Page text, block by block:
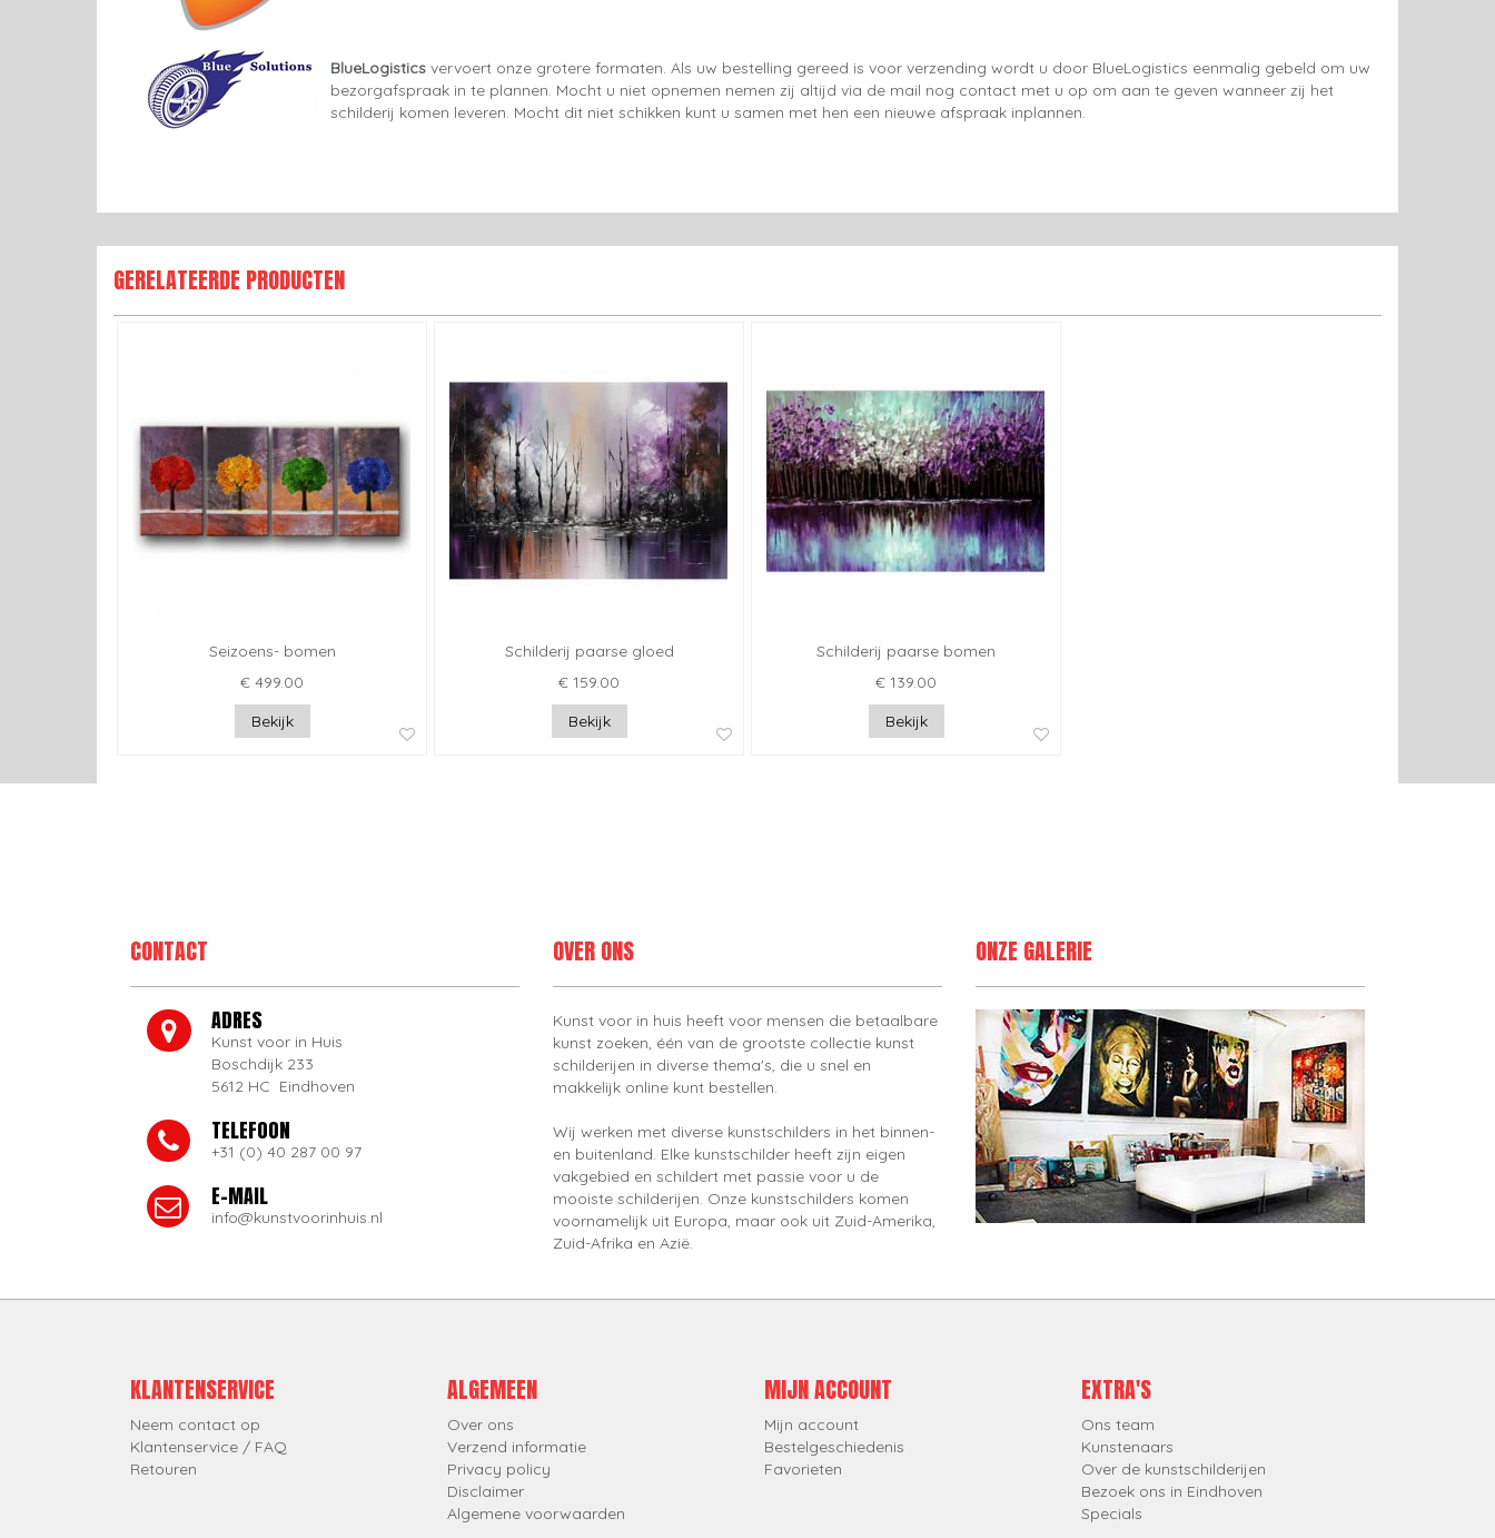
BlueLogistics vervoert onze grotere formaten. Als uw bestelling gereed is voor verzending wordt u door BlueLogistics eenmalig gebeld om uw
bezorgafspraak in te plannen. Mocht u niet opnemen nemen zij altijd via de mail nog contact met u op om aan te geven wanneer zij het
schilderij komen leveren. Mocht dit niet schikken kunt u samen met hen een nieuwe afspraak inplannen.
GERELATEERDE PRODUCTEN
Seizoens- bomen
€ 499.00
Bekijk
Schilderij paarse gloed
€ 159.00
Bekijk
Schilderij paarse bomen
€ 139.00
Bekijk
CONTACT
ADRES
Kunst voor in Huis
Boschdijk 233
5612 HC Eindhoven
TELEFOON
+31 (0) 40 287 00 97
E-MAIL
info@kunstvoorinhuis.nl
OVER ONS
Kunst voor in huis heeft voor mensen die betaalbare
kunst zoeken, één van de grootste collectie kunst
schilderijen in diverse thema's, die u snel en
makkelijk online kunt bestellen.
Wij werken met diverse kunstschilders in het binnen-
en buitenland. Elke kunstschilder heeft zijn eigen
vakgebied en schildert met passie voor u de
mooiste schilderijen. Onze kunstschilders komen
voornamelijk uit Europa, maar ook uit Zuid-Amerika,
Zuid-Afrika en Azië.
ONZE GALERIE
KLANTENSERVICE
Neem contact op
Klantenservice / FAQ
Retouren
ALGEMEEN
Over ons
Verzend informatie
Privacy policy
Disclaimer
Algemene voorwaarden
MIJN ACCOUNT
Mijn account
Bestelgeschiedenis
Favorieten
EXTRA'S
Ons team
Kunstenaars
Over de kunstschilderijen
Bezoek ons in Eindhoven
Specials